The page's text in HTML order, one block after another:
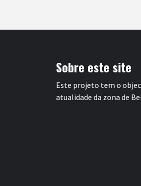
Sobre este site
Este projeto tem o
atualidade da zona de